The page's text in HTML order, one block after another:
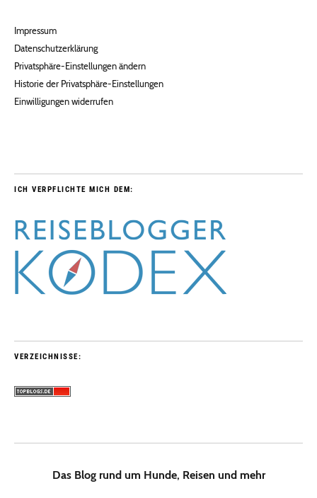
Impressum
Datenschutzerklärung
Privatsphäre-Einstellungen ändern
Historie der Privatsphäre-Einstellungen
Einwilligungen widerrufen
ICH VERPFLICHTE MICH DEM:
VERZEICHNISSE:
Das Blog rund um Hunde, Reisen und mehr